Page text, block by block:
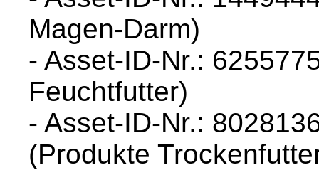
Magen-Darm)
- Asset-ID-Nr.:
Feuchtfutter)
- Asset-ID-Nr.:
(Produkte